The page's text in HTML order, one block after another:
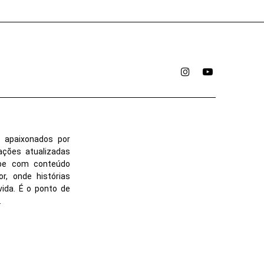
InstagramYouTube
por
atualizadas
com conteúdo
onde histórias
É o ponto de